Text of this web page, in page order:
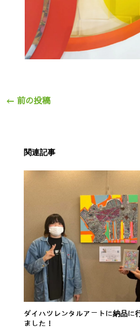
← 前の投稿
関連記事
ダイハツレンタルアートに納品に
ました！